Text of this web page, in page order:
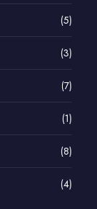
(5)
(3)
(7)
(1)
(8)
(4)